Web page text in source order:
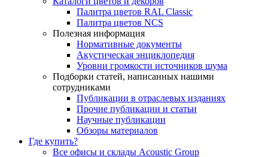
Палитра цветов RAL Сlassic
Палитра цветов NCS
Полезная информация
Нормативные документы
Акустическая энциклопедия
Уровни громкости источников шума
Подборки статей, написанных нашими
сотрудниками
Публикации в отраслевых изданиях
Прочие публикации и статьи
Научные публикации
Обзоры материалов
Где купить?
Все офисы и склады Acoustic Group